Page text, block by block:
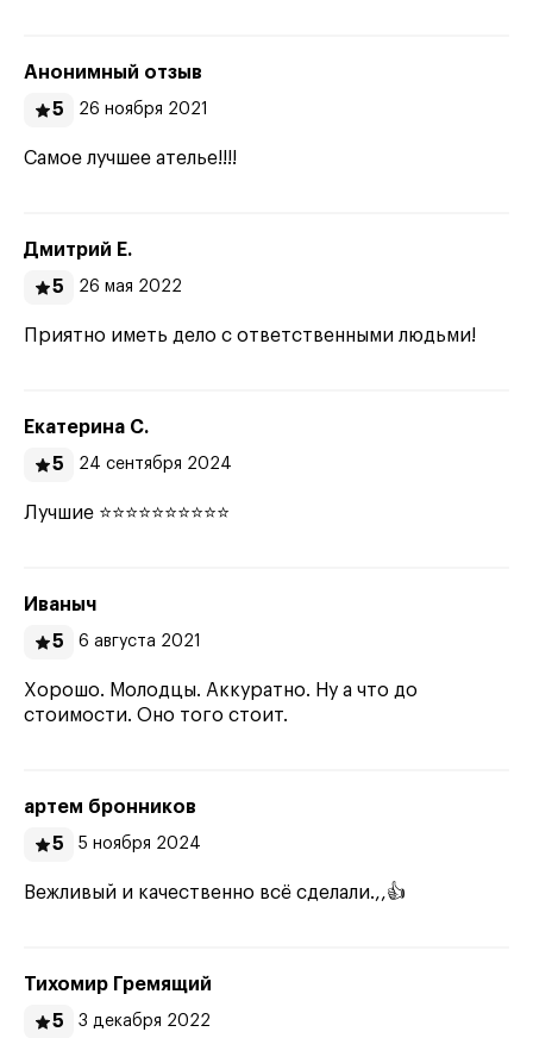
Анонимный отзыв
5
26 ноября 2021
Самое лучшее ателье!!!!
Дмитрий Е.
5
26 мая 2022
Приятно иметь дело с ответственными людьми!
Екатерина С.
5
24 сентября 2024
Лучшие ⭐⭐⭐⭐⭐⭐⭐⭐⭐⭐
Иваныч
5
6 августа 2021
Хорошо. Молодцы. Аккуратно. Ну а что до
стоимости. Оно того стоит.
артем бронников
5
5 ноября 2024
Вежливый и качественно всё сделали.,,👍
Тихомир Гремящий
5
3 декабря 2022